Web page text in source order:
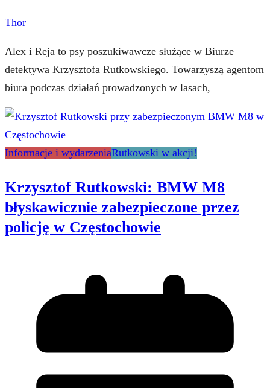
Thor
Alex i Reja to psy poszukiwawcze służące w Biurze
detektywa Krzysztofa Rutkowskiego. Towarzyszą agentom
biura podczas działań prowadzonych w lasach,
Informacje i wydarzeniaRutkowski w akcji!
Krzysztof Rutkowski: BMW M8
błyskawicznie zabezpieczone przez
policję w Częstochowie